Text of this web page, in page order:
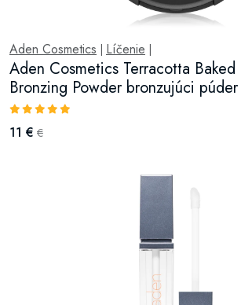
Aden Cosmetics Líčenie
Aden Cosmetics Terracotta
Bronzing Powder bronzujúci
11 € €